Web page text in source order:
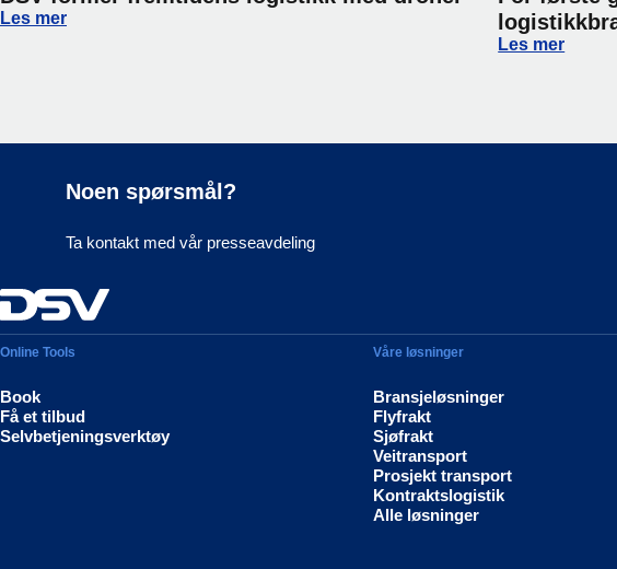
DSV former fremtidens logistikk med droner
Les mer
For første
Les mer
Noen spørsmål?
Ta kontakt med vår presseavdeling
Online Tools
Book
Få et tilbud
Selvbetjeningsverktøy
Våre løsninger
Bransjeløsninger
Flyfrakt
Sjøfrakt
Veitransport
Prosjekt transport
Kontraktslogistik
Alle løsninger